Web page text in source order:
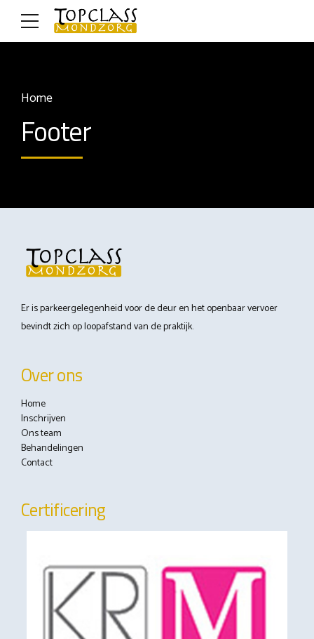
Home
Footer
Er is parkeergelegenheid voor de deur en het openbaar vervoer
bevindt zich op loopafstand van de praktijk.
Over ons
Home
Inschrijven
Ons team
Behandelingen
Contact
Certificering